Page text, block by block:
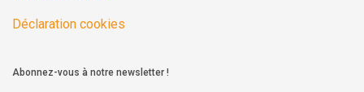
Déclaration cookies
Abonnez-vous à notre newsletter !